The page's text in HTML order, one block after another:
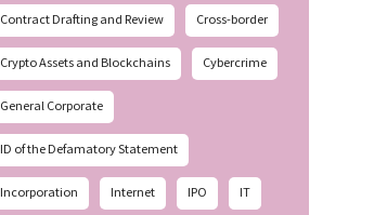
Contract Drafting and Review Cross-border
Crypto Assets and Blockchains Cybercrime
General Corporate
ID of the Defamatory Statement
Incorporation Internet IPO IT